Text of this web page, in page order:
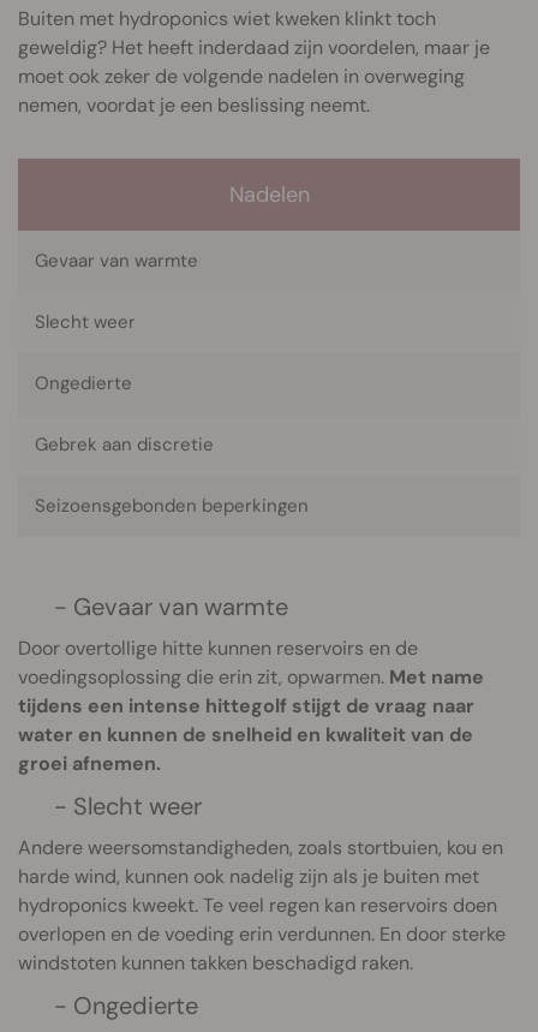
Buiten met hydroponics wiet kweken klinkt toch
geweldig? Het heeft inderdaad zijn voordelen, maar je
moet ook zeker de volgende nadelen in overweging
nemen, voordat je een beslissing neemt.
Nadelen
Gevaar van warmte
Slecht weer
Ongedierte
Gebrek aan discretie
Seizoensgebonden beperkingen
- Gevaar van warmte
Door overtollige hitte kunnen reservoirs en de
voedingsoplossing die erin zit, opwarmen. Met name
tijdens een intense hittegolf stijgt de vraag naar
water en kunnen de snelheid en kwaliteit van de
groei afnemen.
- Slecht weer
Andere weersomstandigheden, zoals stortbuien, kou en
harde wind, kunnen ook nadelig zijn als je buiten met
hydroponics kweekt. Te veel regen kan reservoirs doen
overlopen en de voeding erin verdunnen. En door sterke
windstoten kunnen takken beschadigd raken.
- Ongedierte